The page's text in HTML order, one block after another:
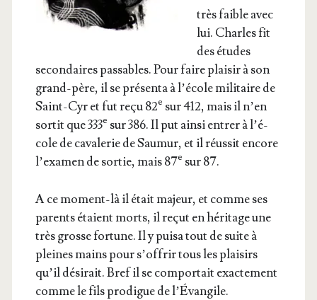
très faible avec
lui. Charles fit
des études
secon­daires pas­sables. Pour faire plai­sir à son
grand-père, il se pré­sen­ta à l’é­cole mili­taire de
Saint-Cyr et fut reçu 82e sur 412, mais il n’en
sor­tit que 333e sur 386. Il put ain­si entrer à l’é­
cole de cava­le­rie de Sau­mur, et il réus­sit encore
l’exa­men de sor­tie, mais 87e sur 87.
A ce moment-là il était majeur, et comme ses
parents étaient morts, il reçut en héri­tage une
très grosse for­tune. Il y pui­sa tout de suite à
pleines mains pour s’of­frir tous les plai­sirs
qu’il dési­rait. Bref il se com­por­tait exac­te­ment
comme le fils pro­digue de l’Évangile.